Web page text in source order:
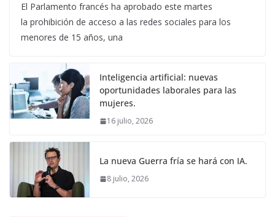
El Parlamento francés ha aprobado este martes
la prohibición de acceso a las redes sociales para los
menores de 15 años, una
Inteligencia artificial: nuevas
oportunidades laborales para las
mujeres.
16 julio, 2026
La nueva Guerra fría se hará con IA.
8 julio, 2026